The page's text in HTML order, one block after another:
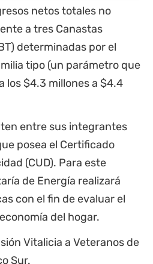
netos totales no
a tres Canastas
determinadas por el
tipo (un parámetro que
los $4.3 millones a $4.4
entre sus integrantes
posea el Certificado
(CUD). Para este
de Energía realizará
con el fin de evaluar el
del hogar.
Vitalicia a Veteranos de
Sur.